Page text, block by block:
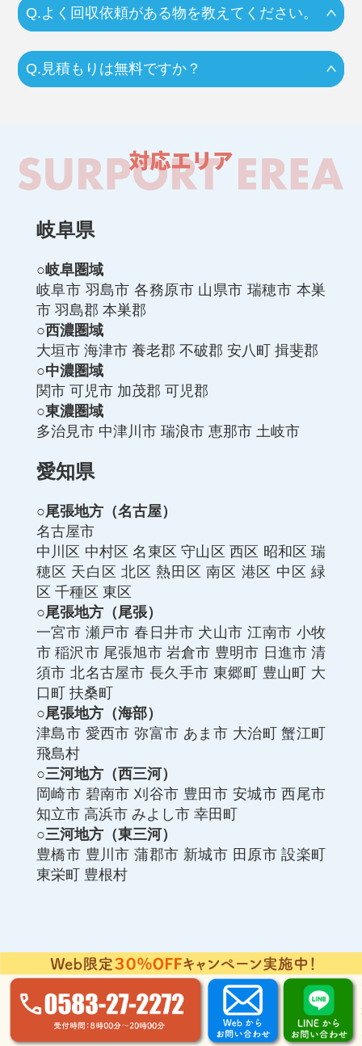
Q.よく回収依頼がある物を教えてください。
Q.見積もりは無料ですか？
岐阜県
○岐阜圏域
岐阜市 羽島市 各務原市 山県市 瑞穂市 本巣
市 羽島郡 本巣郡
○西濃圏域
大垣市 海津市 養老郡 不破郡 安八町 揖斐郡
○中濃圏域
関市 可児市 加茂郡 可児郡
○東濃圏域
多治見市 中津川市 瑞浪市 恵那市 土岐市
愛知県
○尾張地方（名古屋）
名古屋市
中川区 中村区 名東区 守山区 西区 昭和区 瑞
穂区 天白区 北区 熱田区 南区 港区 中区 緑
区 千種区 東区
○尾張地方（尾張）
一宮市 瀬戸市 春日井市 犬山市 江南市 小牧
市 稲沢市 尾張旭市 岩倉市 豊明市 日進市 清
須市 北名古屋市 長久手市 東郷町 豊山町 大
口町 扶桑町
○尾張地方（海部）
津島市 愛西市 弥富市 あま市 大治町 蟹江町
飛島村
○三河地方（西三河）
岡崎市 碧南市 刈谷市 豊田市 安城市 西尾市
知立市 高浜市 みよし市 幸田町
○三河地方（東三河）
豊橋市 豊川市 蒲郡市 新城市 田原市 設楽町
東栄町 豊根村